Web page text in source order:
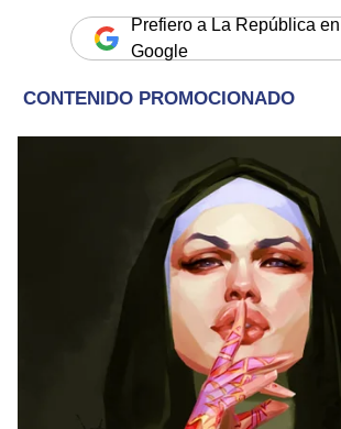
Prefiero a La República en
Google